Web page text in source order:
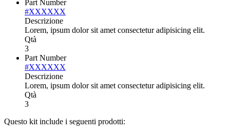
Part Number
#XXXXXX
Descrizione
Lorem, ipsum dolor sit amet consectetur adipisicing elit.
Qtà
3
Part Number
#XXXXXX
Descrizione
Lorem, ipsum dolor sit amet consectetur adipisicing elit.
Qtà
3
Questo kit include i seguenti prodotti: